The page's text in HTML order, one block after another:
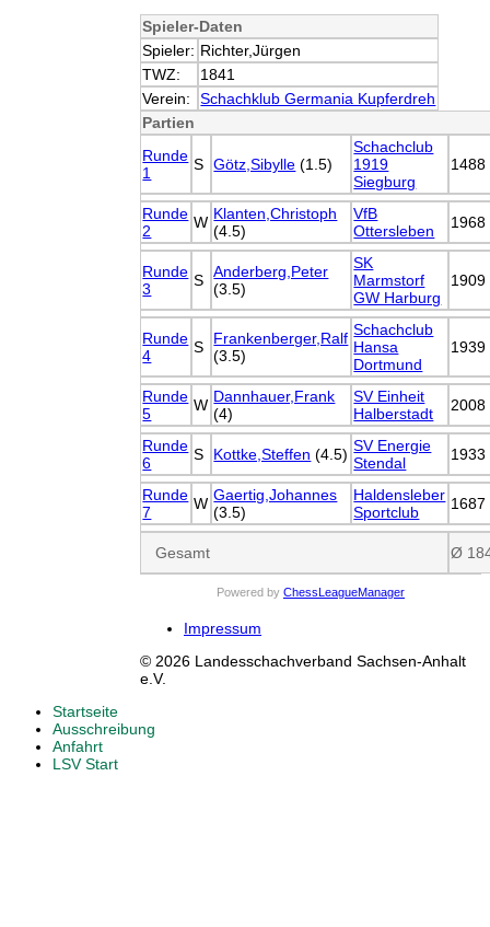
Spieler-Daten
Spieler: Richter,Jürgen
TWZ:
1841
Verein:
Schachklub Germania Kupferdreh
Partien
Runde
1
S Götz,Sibylle (1.5)
Schachclub
1919
Siegburg
1488
Runde
2
W Klanten,Christoph
(4.5)
VfB
Ottersleben
1968
Runde
3
S Anderberg,Peter
(3.5)
SK
Marmstorf
GW Harburg
1909
Runde
4
S
Frankenberger,Ralf
(3.5)
Schachclub
Hansa
Dortmund
1939
Runde
5
W Dannhauer,Frank
(4)
SV Einheit
Halberstadt
2008
Runde
6
S Kottke,Steffen (4.5) SV Energie
Stendal
1933
Runde
7
W Gaertig,Johannes
(3.5)
Haldensleber
Sportclub
1687
Gesamt Ø
Powered by ChessLeagueManager
Impressum
© 2026 Landesschachverband Sachsen-Anhalt
e.V.
Startseite
Ausschreibung
Anfahrt
LSV Start